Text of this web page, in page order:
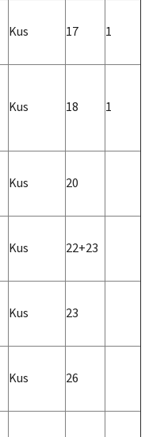
Kus 17 1
Kus 18 1
Kus 20
Kus 22+23
Kus 23
Kus 26